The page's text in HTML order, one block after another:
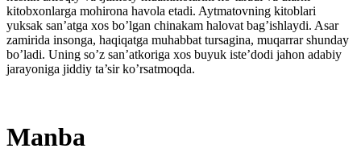
kitobxonlarga mohirona havola etadi. Aytmatovning kitoblari
yuksak san’atga xos bo’lgan chinakam halovat bag’ishlaydi. Asar
zamirida insonga, haqiqatga muhabbat tursagina, muqarrar shunday
bo’ladi. Uning so’z san’atkoriga xos buyuk iste’dodi jahon adabiy
jarayoniga jiddiy ta’sir ko’rsatmoqda.
Manba